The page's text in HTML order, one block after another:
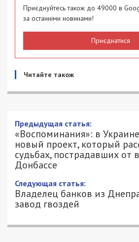
Приєднуйтесь також до 49000 в
за останніми новинами!
Приєднатися
Читайте також
«Воспоминания»: в
новый проект, который
судьбах, пострадавших
Донбассе
15/02/2022 - 12:40
АЛЕКСЕЙ ВАЛЕНКО -
ДЛЯ 49000.COM.UA
Украинскийцентр